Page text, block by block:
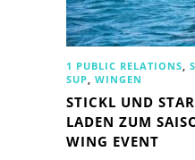
1 PUBLIC RELATIONS
SUP WINGEN
STICKL UND
LADEN ZUM
WING EVENT